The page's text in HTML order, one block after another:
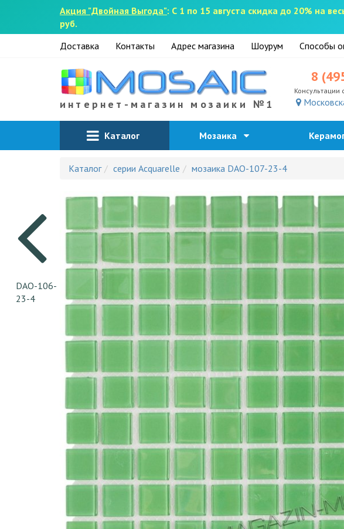
Акция "Двойная Выгода": С 1 по 15 августа скидка до 20% на
руб.
Доставка Контакты Адрес магазина Шоурум Способы
интернет-магазин мозаики №1
8
Консультации
Каталог Мозаика
Каталог серии Acquarelle мозаика DAO-107-23-4
DAO-106-
23-4